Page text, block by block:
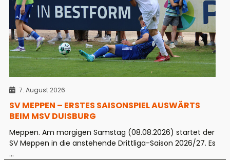
7. August 2026
SV MEPPEN – ERSTES SAISONSPIEL AUSWÄRTS
BEIM MSV DUISBURG
Meppen. Am morgigen Samstag (08.08.2026) startet der
SV Meppen in die anstehende Drittliga-Saison 2026/27. Es
...